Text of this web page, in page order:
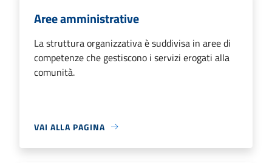
Aree amministrative
La struttura organizzativa è suddivisa in aree di
competenze che gestiscono i servizi erogati alla
comunità.
VAI ALLA PAGINA